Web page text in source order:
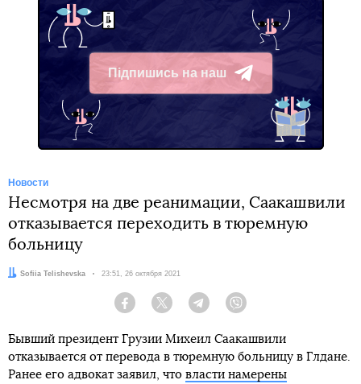
Підпишись на наш
Telegram
Новости
Несмотря на две реанимации, Саакашвили
отказывается переходить в тюремную
больницу
Автор:
Sofiia Telishevska Дата:
23:51, 26 октября 2021
Facebook Twitter Telegram
Бывший президент Грузии Михеил Саакашвили
отказывается от перевода в тюремную больницу в Глдане.
Ранее его адвокат заявил, что власти намерены